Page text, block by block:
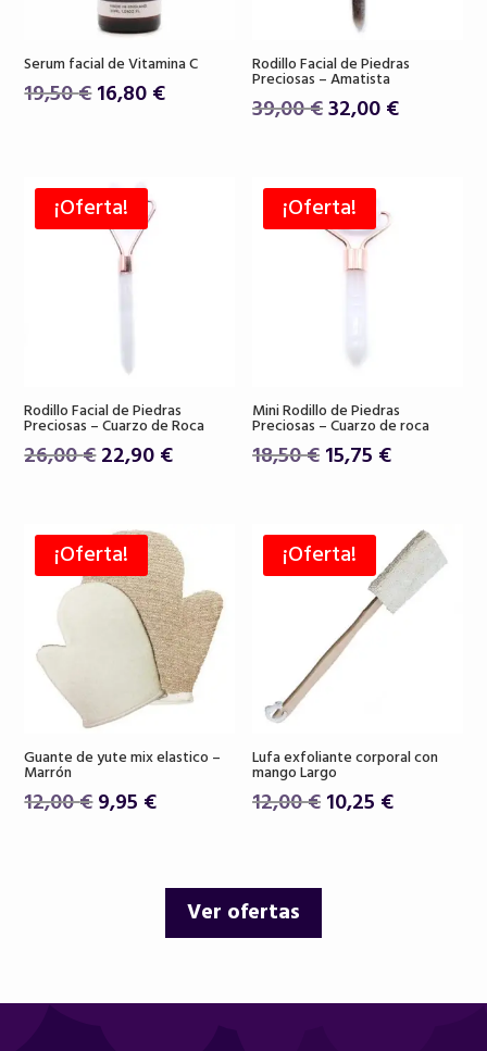
Serum facial de Vitamina C
19,50€El
19,50 €.
16,80€El
Rodillo Facial de Piedras
Preciosas – Amatista
39,00€El
era:
39,00 €.
32,00€El
¡Oferta!
Rodillo Facial de Piedras
Preciosas – Cuarzo de Roca
26,00€El
era:
26,00 €.
22,90€El
es:
22,90 €.
¡Oferta!
Mini Rodillo de Piedras
Preciosas – Cuarzo de roca
18,50€El
era:
18,50 €.
15,75 €El
es:
15,75 €.
¡Oferta!
Guante de yute mix elastico –
Marrón
12,00€El
9,95 €El
es:
9,95 €.
¡Oferta!
Lufa exfoliante corporal con
mango Largo
12,00€El
10,25 €El
Ver ofertas